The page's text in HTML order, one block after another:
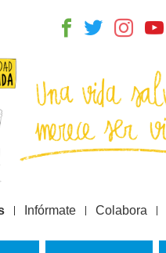
Infórmate Colabora